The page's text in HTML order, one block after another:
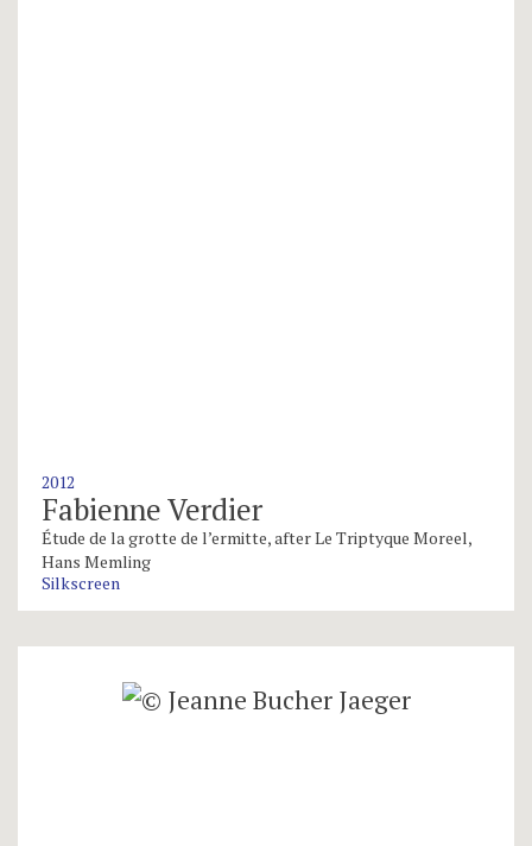
2012
Fabienne Verdier
Étude de la grotte de l’ermitte, after Le Triptyque Moreel,
Hans Memling
Silkscreen